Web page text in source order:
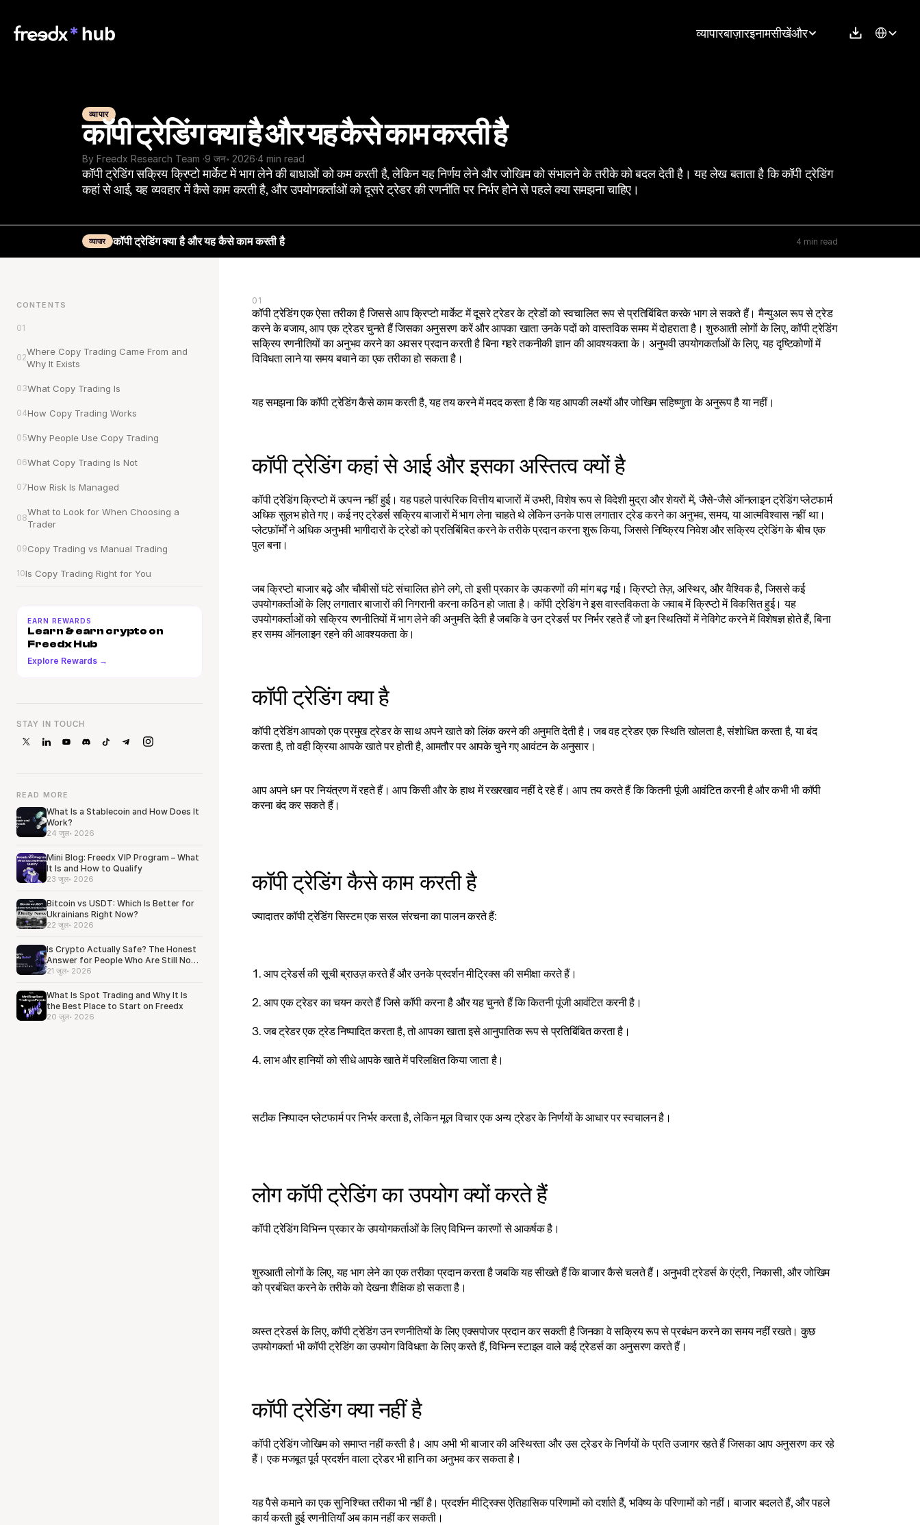
व्यापारबाज़ारइनामसीखेंऔर Select
व्यापार
कॉपी ट्रेडिंग क्या है और यह कैसे काम करती है
By Freedx Research Team ·9 जन॰ 2026·4 min read
कॉपी ट्रेडिंग सक्रिय क्रिप्टो मार्केट में भाग लेने की बाधाओं को कम करती है, लेकिन यह निर्णय लेने और जोखिम को संभालने के तरीके को बदल देती है। यह लेख बताता है कि कॉपी ट्रेडिंग
कहां से आई, यह व्यवहार में कैसे काम करती है, और उपयोगकर्ताओं को दूसरे ट्रेडर की रणनीति पर निर्भर होने से पहले क्या समझना चाहिए।
व्यापार कॉपी ट्रेडिंग क्या है और यह कैसे काम करती है 4 min read
CONTENTS
01
02
Where Copy Trading Came From and
Why It Exists
03What Copy Trading Is
04How Copy Trading Works
05Why People Use Copy Trading
06What Copy Trading Is Not
07How Risk Is Managed
08
What to Look for When Choosing a
Trader
09Copy Trading vs Manual Trading
10Is Copy Trading Right for You
EARN REWARDS
Learn & earn crypto on
Freedx Hub
Explore Rewards →
STAY IN TOUCH
READ MORE
What Is a Stablecoin and How Does It
Work?
24 जुल॰ 2026
Mini Blog: Freedx VIP Program – What
It Is and How to Qualify
23 जुल॰ 2026
Bitcoin vs USDT: Which Is Better for
Ukrainians Right Now?
22 जुल॰ 2026
Is Crypto Actually Safe? The Honest
Answer for People Who Are Still Not
Sure
21 जुल॰ 2026
What Is Spot Trading and Why It Is
the Best Place to Start on Freedx
20 जुल॰ 2026
01
कॉपी ट्रेडिंग एक ऐसा तरीका है जिससे आप क्रिप्टो मार्केट में दूसरे ट्रेडर के ट्रेडों को स्वचालित रूप से प्रतिबिंबित करके भाग ले सकते हैं। मैन्युअल रूप से ट्रेड
करने के बजाय, आप एक ट्रेडर चुनते हैं जिसका अनुसरण करें और आपका खाता उनके पदों को वास्तविक समय में दोहराता है। शुरुआती लोगों के लिए, कॉपी ट्रेडिंग
सक्रिय रणनीतियों का अनुभव करने का अवसर प्रदान करती है बिना गहरे तकनीकी ज्ञान की आवश्यकता के। अनुभवी उपयोगकर्ताओं के लिए, यह दृष्टिकोणों में
विविधता लाने या समय बचाने का एक तरीका हो सकता है।
यह समझना कि कॉपी ट्रेडिंग कैसे काम करती है, यह तय करने में मदद करता है कि यह आपकी लक्ष्यों और जोखिम सहिष्णुता के अनुरूप है या नहीं।
कॉपी ट्रेडिंग कहां से आई और इसका अस्तित्व क्यों है
कॉपी ट्रेडिंग क्रिप्टो में उत्पन्न नहीं हुई। यह पहले पारंपरिक वित्तीय बाजारों में उभरी, विशेष रूप से विदेशी मुद्रा और शेयरों में, जैसे-जैसे ऑनलाइन ट्रेडिंग प्लेटफार्म
अधिक सुलभ होते गए। कई नए ट्रेडर्स सक्रिय बाजारों में भाग लेना चाहते थे लेकिन उनके पास लगातार ट्रेड करने का अनुभव, समय, या आत्मविश्वास नहीं था।
प्लेटफ़ॉर्मों ने अधिक अनुभवी भागीदारों के ट्रेडों को प्रतिबिंबित करने के तरीके प्रदान करना शुरू किया, जिससे निष्क्रिय निवेश और सक्रिय ट्रेडिंग के बीच एक
पुल बना।
जब क्रिप्टो बाजार बढ़े और चौबीसों घंटे संचालित होने लगे, तो इसी प्रकार के उपकरणों की मांग बढ़ गई। क्रिप्टो तेज़, अस्थिर, और वैश्विक है, जिससे कई
उपयोगकर्ताओं के लिए लगातार बाजारों की निगरानी करना कठिन हो जाता है। कॉपी ट्रेडिंग ने इस वास्तविकता के जवाब में क्रिप्टो में विकसित हुई। यह
उपयोगकर्ताओं को सक्रिय रणनीतियों में भाग लेने की अनुमति देती है जबकि वे उन ट्रेडर्स पर निर्भर रहते हैं जो इन स्थितियों में नेविगेट करने में विशेषज्ञ होते हैं, बिना
हर समय ऑनलाइन रहने की आवश्यकता के।
कॉपी ट्रेडिंग क्या है
कॉपी ट्रेडिंग आपको एक प्रमुख ट्रेडर के साथ अपने खाते को लिंक करने की अनुमति देती है। जब वह ट्रेडर एक स्थिति खोलता है, संशोधित करता है, या बंद
करता है, तो वही क्रिया आपके खाते पर होती है, आमतौर पर आपके चुने गए आवंटन के अनुसार।
आप अपने धन पर नियंत्रण में रहते हैं। आप किसी और के हाथ में रखरखाव नहीं दे रहे हैं। आप तय करते हैं कि कितनी पूंजी आवंटित करनी है और कभी भी कॉपी
करना बंद कर सकते हैं।
कॉपी ट्रेडिंग कैसे काम करती है
ज्यादातर कॉपी ट्रेडिंग सिस्टम एक सरल संरचना का पालन करते हैं:
1. आप ट्रेडर्स की सूची ब्राउज़ करते हैं और उनके प्रदर्शन मीट्रिक्स की समीक्षा करते हैं।
2. आप एक ट्रेडर का चयन करते हैं जिसे कॉपी करना है और यह चुनते हैं कि कितनी पूंजी आवंटित करनी है।
3. जब ट्रेडर एक ट्रेड निष्पादित करता है, तो आपका खाता इसे आनुपातिक रूप से प्रतिबिंबित करता है।
4. लाभ और हानियों को सीधे आपके खाते में परिलक्षित किया जाता है।
सटीक निष्पादन प्लेटफार्म पर निर्भर करता है, लेकिन मूल विचार एक अन्य ट्रेडर के निर्णयों के आधार पर स्वचालन है।
लोग कॉपी ट्रेडिंग का उपयोग क्यों करते हैं
कॉपी ट्रेडिंग विभिन्न प्रकार के उपयोगकर्ताओं के लिए विभिन्न कारणों से आकर्षक है।
शुरुआती लोगों के लिए, यह भाग लेने का एक तरीका प्रदान करता है जबकि यह सीखते हैं कि बाजार कैसे चलते हैं। अनुभवी ट्रेडर्स के एंट्री, निकासी, और जोखिम
को प्रबंधित करने के तरीके को देखना शैक्षिक हो सकता है।
व्यस्त ट्रेडर्स के लिए, कॉपी ट्रेडिंग उन रणनीतियों के लिए एक्सपोजर प्रदान कर सकती है जिनका वे सक्रिय रूप से प्रबंधन करने का समय नहीं रखते। कुछ
उपयोगकर्ता भी कॉपी ट्रेडिंग का उपयोग विविधता के लिए करते हैं, विभिन्न स्टाइल वाले कई ट्रेडर्स का अनुसरण करते हैं।
कॉपी ट्रेडिंग क्या नहीं है
कॉपी ट्रेडिंग जोखिम को समाप्त नहीं करती है। आप अभी भी बाजार की अस्थिरता और उस ट्रेडर के निर्णयों के प्रति उजागर रहते हैं जिसका आप अनुसरण कर रहे
हैं। एक मजबूत पूर्व प्रदर्शन वाला ट्रेडर भी हानि का अनुभव कर सकता है।
यह पैसे कमाने का एक सुनिश्चित तरीका भी नहीं है। प्रदर्शन मीट्रिक्स ऐतिहासिक परिणामों को दर्शाते हैं, भविष्य के परिणामों को नहीं। बाजार बदलते हैं, और पहले
कार्य करती हुई रणनीतियाँ अब काम नहीं कर सकती।